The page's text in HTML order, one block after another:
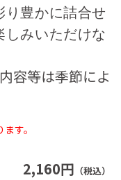
2,160円 （税込）
り豊かに詰合せ
しみいただけな
容等は季節によ
す。